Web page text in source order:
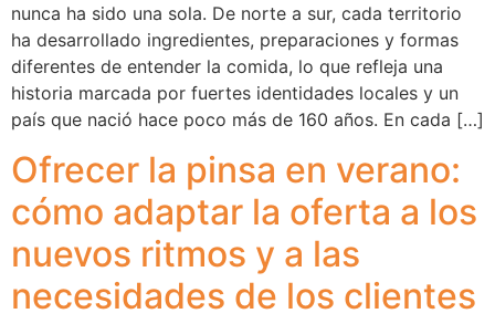
nunca ha sido una sola. De norte a sur, cada territorio
ha desarrollado ingredientes, preparaciones y formas
diferentes de entender la comida, lo que refleja una
historia marcada por fuertes identidades locales y un
país que nació hace poco más de 160 años. En cada […]
Ofrecer la pinsa en verano:
cómo adaptar la oferta a los
nuevos ritmos y a las
necesidades de los clientes